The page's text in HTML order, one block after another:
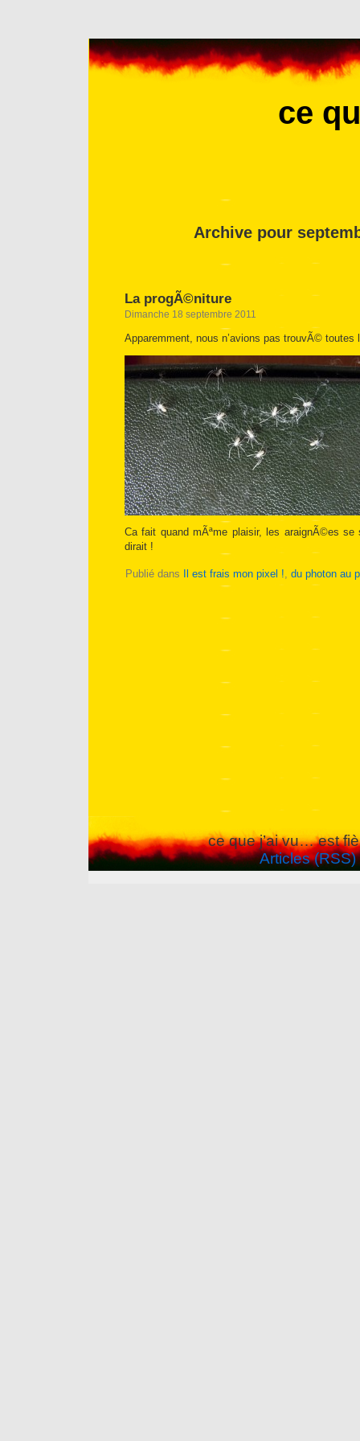
ce
Archive pour
La progÃ©niture
Dimanche 18 septembre 2011
Apparemment, nous n’avions pas trouvÃ©
Ca fait quand mÃªme plaisir, les araignÃ©es
dirait !
Publié dans Il est frais mon pixel !, du photon au
ce que j’ai vu… est
Articles (RSS)